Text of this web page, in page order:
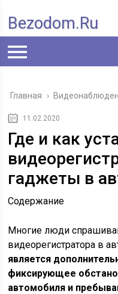
Bezodom.ru
Главная ›
11.02.2020
Где и как
гаджеты в
Содержание
Многие люди
видеорегистратора в
является
фиксирующее
автомобиля и